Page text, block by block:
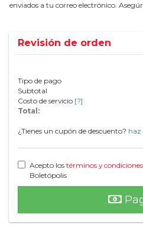
enviados a tu correo electrónico.
Revisión de orden
Tipo de pago
Subtotal
Costo de servicio [?]
Total:
¿Tienes un cupón de descuento? haz
Acepto los términos y condiciones
Boletópolis